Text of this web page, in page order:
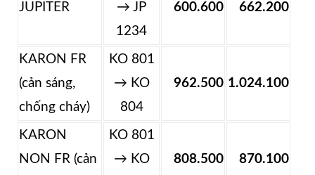
JUPITER
→ JP
1234
600.600 662.200
KARON FR
(cản sáng,
chống cháy)
KO 801
→ KO
804
962.500 1.024.100
KARON
NON FR (cản
KO 801
→ KO
808.500 870.100